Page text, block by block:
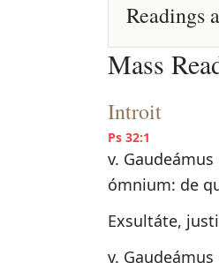
Readings
Mass
Introit
Ps 32:1
v.
ómnium: de
Exsultáte,
v.